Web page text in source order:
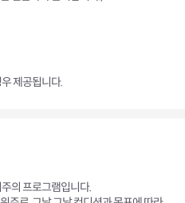
제공됩니다.
의 프로그램입니다.